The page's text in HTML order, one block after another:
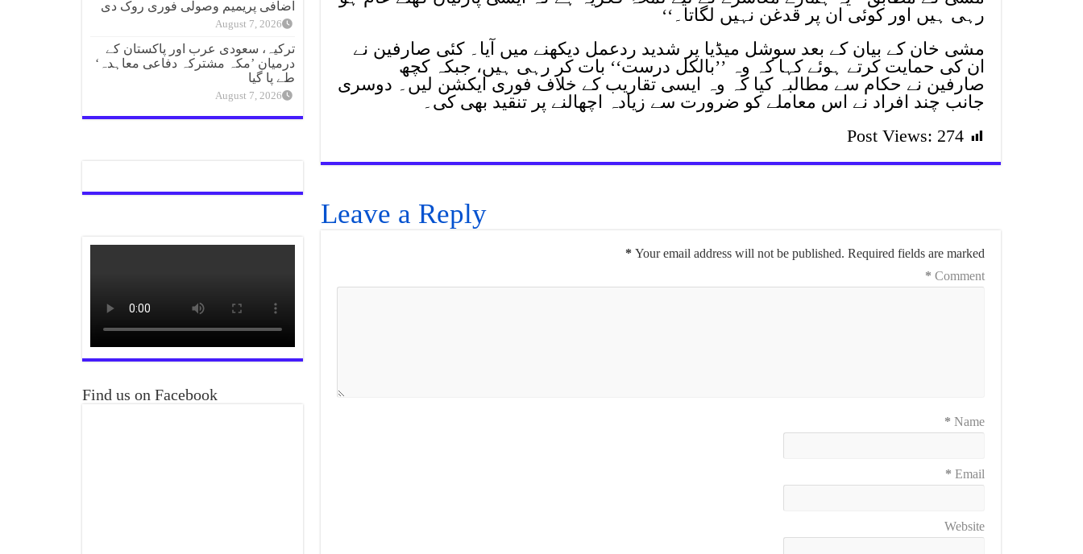
رہی ہیں اور کوئی ان پر قدغن نہیں لگاتا۔‘‘
مشی خان کے بیان کے بعد سوشل میڈیا پر شدید ردعمل دیکھنے میں آیا۔ کئی صارفین نے
ان کی حمایت کرتے ہوئے کہا کہ وہ ’’بالکل درست‘‘ بات کر رہی ہیں، جبکہ کچھ
صارفین نے حکام سے مطالبہ کیا کہ وہ ایسی تقاریب کے خلاف فوری ایکشن لیں۔ دوسری
جانب چند افراد نے اس معاملے کو ضرورت سے زیادہ اچھالنے پر تنقید بھی کی۔
Post Views: 274
Leave a Reply
Your email address will not be published. Required fields are marked
*
Comment
*
Name
*
Email
*
Website
اضافی پریمیم وصولی فوری روک دی
August 7, 2026
ترکیہ، سعودی عرب اور پاکستان کے
درمیان ’مکہ مشترکہ دفاعی معاہدہ‘
طے پا گیا
August 7, 2026
Find us on Facebook